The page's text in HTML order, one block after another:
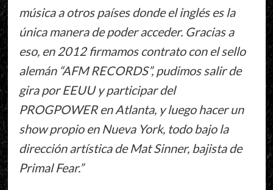
música a otros países donde el inglés es la
única manera de poder acceder. Gracias a
eso, en 2012 firmamos contrato con el sello
alemán “AFM RECORDS”, pudimos salir de
gira por EEUU y participar del
PROGPOWER en Atlanta, y luego hacer un
show propio en Nueva York, todo bajo la
dirección artística de Mat Sinner, bajista de
Primal Fear.”